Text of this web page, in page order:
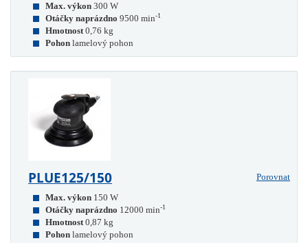
Max. výkon 300 W
Otáčky naprázdno 9500 min-1
Hmotnost 0,76 kg
Pohon lamelový pohon
PLUE125/150
Porovnat
Max. výkon 150 W
Otáčky naprázdno 12000 min-1
Hmotnost 0,87 kg
Pohon lamelový pohon